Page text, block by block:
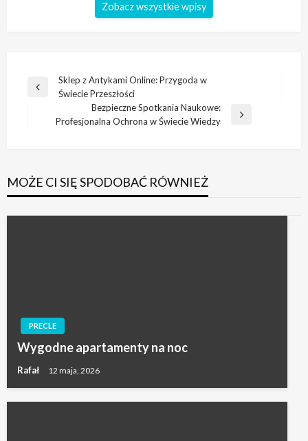
Zobacz wszystkie wpisy
Nawigacja
wpisu
Poprzedni
Sklep z Antykami Online: Przygoda w
Świecie Przeszłości
Następny
Bezpieczne Spotkania Naukowe:
Profesjonalna Ochrona w Świecie Wiedzy
MOŻE CI SIĘ SPODOBAĆ RÓWNIEŻ
PRECLE
Wygodne apartamenty na noc
Rafał 12 maja, 2026